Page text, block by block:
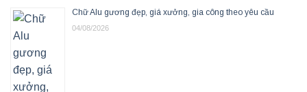
Chữ Alu gương đẹp, giá xưởng, gia công theo yêu cầu
04/08/2026